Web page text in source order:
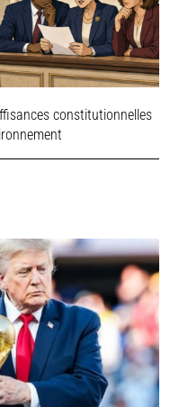
constitutionnelles